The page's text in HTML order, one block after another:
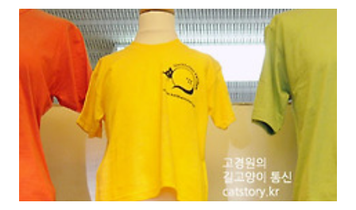
운 귀와 통통한 엉덩이가귀여워 쓰다듬어주고 싶다가도, 예전 집과 가족
이 얼마나 그리울까하는 생각에 마음이 짠해집니다. 모든 것을 잃어버린
고양이에게바깥세상과 연결되는 통로는 저 창문밖에 없기에... 마냥 귀
엽게만 바라볼 수없는 건, 저 뒷모습에 누군가를 하염없이 기다리는 마음
이 있기 때문입니다. 처음에는 한 마리만 고즈넉하게 앉아있던 창가에 두
마리가 더 늘더니,..